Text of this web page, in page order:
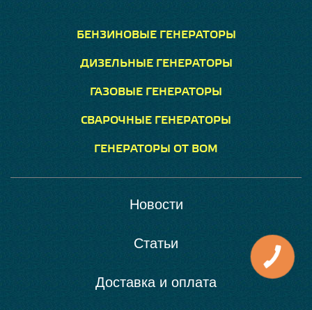
БЕНЗИНОВЫЕ ГЕНЕРАТОРЫ
ДИЗЕЛЬНЫЕ ГЕНЕРАТОРЫ
ГАЗОВЫЕ ГЕНЕРАТОРЫ
СВАРОЧНЫЕ ГЕНЕРАТОРЫ
ГЕНЕРАТОРЫ ОТ ВОМ
Новости
Статьи
Доставка и оплата